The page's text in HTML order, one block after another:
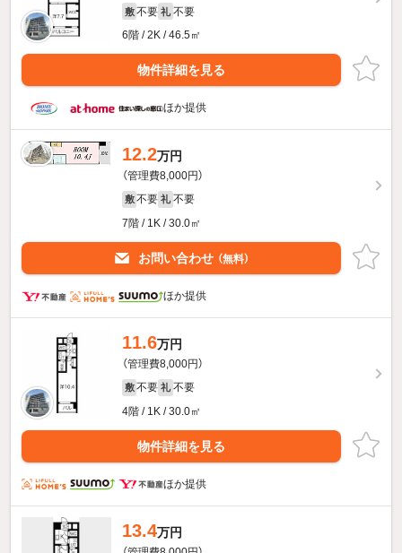
敷 不要 礼 不要
6階 / 2K / 46.5㎡
物件詳細を見る
ほか提供
12.2万円
（管理費8,000円）
敷 不要 礼 不要
7階 / 1K / 30.0㎡
お問い合わせ （無料）
ほか提供
11.6万円
（管理費8,000円）
敷 不要 礼 不要
4階 / 1K / 30.0㎡
物件詳細を見る
ほか提供
13.4万円